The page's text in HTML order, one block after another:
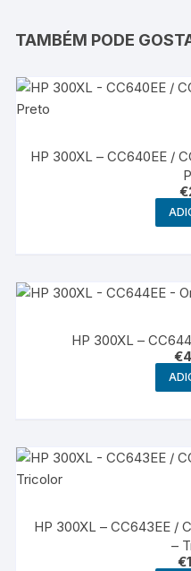
TAMBÉM PODE
HP 300XL – CC640EE /
€
HP 300XL –
€
HP 300XL – CC643EE /
–
€